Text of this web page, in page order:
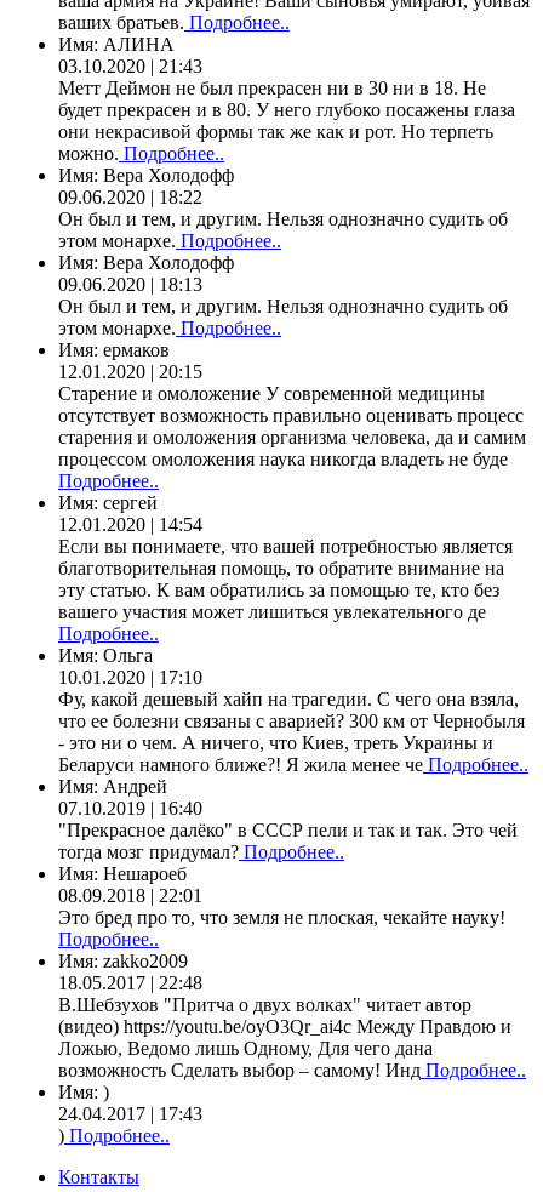
ваших братьев. Подробнее..
Имя: АЛИНА
03.10.2020 | 21:43
Метт Деймон не был прекрасен ни в 30 ни в 18. Не
будет прекрасен и в 80. У него глубоко посажены глаза
они некрасивой формы так же как и рот. Но терпеть
можно. Подробнее..
Имя: Вера Холодофф
09.06.2020 | 18:22
Он был и тем, и другим. Нельзя однозначно судить об
этом монархе. Подробнее..
Имя: Вера Холодофф
09.06.2020 | 18:13
Он был и тем, и другим. Нельзя однозначно судить об
этом монархе. Подробнее..
Имя: ермаков
12.01.2020 | 20:15
Старение и омоложение У современной медицины
отсутствует возможность правильно оценивать процесс
старения и омоложения организма человека, да и самим
процессом омоложения наука никогда владеть не буде
Подробнее..
Имя: сергей
12.01.2020 | 14:54
Если вы понимаете, что вашей потребностью является
благотворительная помощь, то обратите внимание на
эту статью. К вам обратились за помощью те, кто без
вашего участия может лишиться увлекательного де
Подробнее..
Имя: Ольга
10.01.2020 | 17:10
Фу, какой дешевый хайп на трагедии. С чего она взяла,
что ее болезни связаны с аварией? 300 км от Чернобыля
- это ни о чем. А ничего, что Киев, треть Украины и
Беларуси намного ближе?! Я жила менее че Подробнее..
Имя: Андрей
07.10.2019 | 16:40
"Прекрасное далёко" в СССР пели и так и так. Это чей
тогда мозг придумал? Подробнее..
Имя: Нешароеб
08.09.2018 | 22:01
Это бред про то, что земля не плоская, чекайте науку!
Подробнее..
Имя: zakko2009
18.05.2017 | 22:48
В.Шебзухов "Притча о двух волках" читает автор
(видео) https://youtu.be/oyO3Qr_ai4c Между Правдою и
Ложью, Ведомо лишь Одному, Для чего дана
возможность Сделать выбор – самому! Инд Подробнее..
Имя: )
24.04.2017 | 17:43
) Подробнее..
Контакты